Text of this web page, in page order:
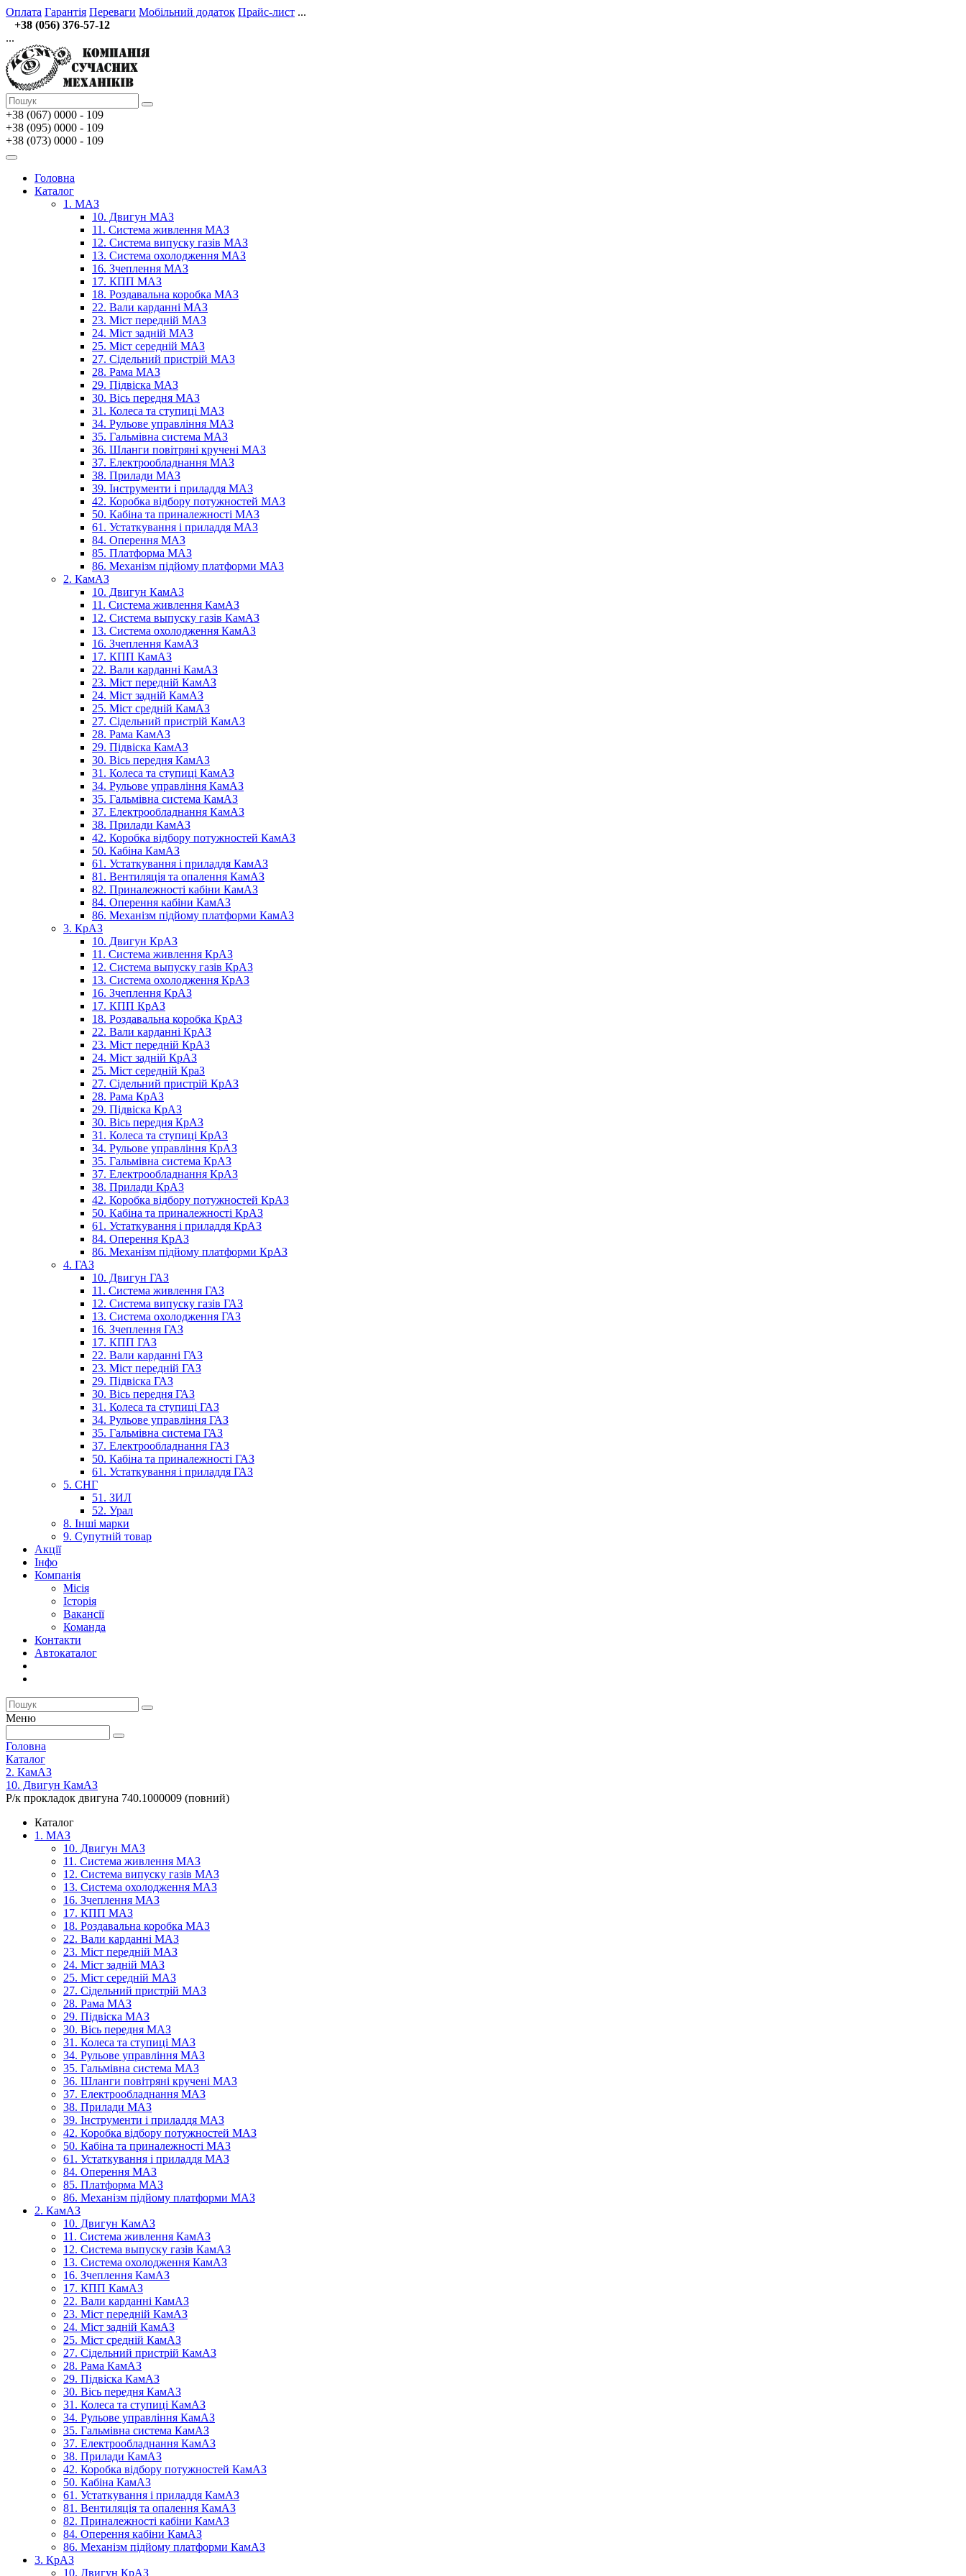
Оплата Гарантія Переваги Мобільний додаток Прайс-лист ...
+38 (056) 376-57-12
...
+38 (067) 0000 - 109
+38 (095) 0000 - 109
+38 (073) 0000 - 109
Головна
Каталог
1. МАЗ
10. Двигун МАЗ
11. Система живлення МАЗ
12. Система випуску газів МАЗ
13. Система охолодження МАЗ
16. Зчеплення МАЗ
17. КПП МАЗ
18. Роздавальна коробка МАЗ
22. Вали карданні МАЗ
23. Міст передній МАЗ
24. Міст задній МАЗ
25. Міст середній МАЗ
27. Сідельний пристрій МАЗ
28. Рама МАЗ
29. Підвіска МАЗ
30. Вісь передня МАЗ
31. Колеса та ступиці МАЗ
34. Рульове управління МАЗ
35. Гальмівна система МАЗ
36. Шланги повітряні кручені МАЗ
37. Електрообладнання МАЗ
38. Прилади МАЗ
39. Інструменти і приладдя МАЗ
42. Коробка відбору потужностей МАЗ
50. Кабіна та приналежності МАЗ
61. Устаткування і приладдя МАЗ
84. Оперення МАЗ
85. Платформа МАЗ
86. Механізм підйому платформи МАЗ
2. КамАЗ
10. Двигун КамАЗ
11. Система живлення КамАЗ
12. Система выпуску газів КамАЗ
13. Система охолодження КамАЗ
16. Зчеплення КамАЗ
17. КПП КамАЗ
22. Вали карданні КамАЗ
23. Міст передній КамАЗ
24. Міст задній КамАЗ
25. Міст средній КамАЗ
27. Сідельний пристрій КамАЗ
28. Рама КамАЗ
29. Підвіска КамАЗ
30. Вісь передня КамАЗ
31. Колеса та ступиці КамАЗ
34. Рульове управління КамАЗ
35. Гальмівна система КамАЗ
37. Електрообладнання КамАЗ
38. Прилади КамАЗ
42. Коробка відбору потужностей КамАЗ
50. Кабіна КамАЗ
61. Устаткування і приладдя КамАЗ
81. Вентиляція та опалення КамАЗ
82. Приналежності кабіни КамАЗ
84. Оперення кабіни КамАЗ
86. Механізм підйому платформи КамАЗ
3. КрАЗ
10. Двигун КрАЗ
11. Система живлення КрАЗ
12. Система выпуску газів КрАЗ
13. Система охолодження КрАЗ
16. Зчеплення КрАЗ
17. КПП КрАЗ
18. Роздавальна коробка КрАЗ
22. Вали карданні КрАЗ
23. Міст передній КрАЗ
24. Міст задній КрАЗ
25. Міст середній КраЗ
27. Сідельний пристрій КрАЗ
28. Рама КрАЗ
29. Підвіска КрАЗ
30. Вісь передня КрАЗ
31. Колеса та ступиці КрАЗ
34. Рульове управління КрАЗ
35. Гальмівна система КрАЗ
37. Електрообладнання КрАЗ
38. Прилади КрАЗ
42. Коробка відбору потужностей КрАЗ
50. Кабіна та приналежності КрАЗ
61. Устаткування і приладдя КрАЗ
84. Оперення КрАЗ
86. Механізм підйому платформи КрАЗ
4. ГАЗ
10. Двигун ГАЗ
11. Система живлення ГАЗ
12. Система випуску газів ГАЗ
13. Система охолодження ГАЗ
16. Зчеплення ГАЗ
17. КПП ГАЗ
22. Вали карданні ГАЗ
23. Міст передній ГАЗ
29. Підвіска ГАЗ
30. Вісь передня ГАЗ
31. Колеса та ступиці ГАЗ
34. Рульове управління ГАЗ
35. Гальмівна система ГАЗ
37. Електрообладнання ГАЗ
50. Кабіна та приналежності ГАЗ
61. Устаткування і приладдя ГАЗ
5. СНГ
51. ЗИЛ
52. Урал
8. Інші марки
9. Супутній товар
Акції
Інфо
Компанія
Місія
Історія
Вакансії
Команда
Контакти
Автокаталог
Меню
Головна
Каталог
2. КамАЗ
10. Двигун КамАЗ
Р/к прокладок двигуна 740.1000009 (повний)
Каталог
1. МАЗ
10. Двигун МАЗ
11. Система живлення МАЗ
12. Система випуску газів МАЗ
13. Система охолодження МАЗ
16. Зчеплення МАЗ
17. КПП МАЗ
18. Роздавальна коробка МАЗ
22. Вали карданні МАЗ
23. Міст передній МАЗ
24. Міст задній МАЗ
25. Міст середній МАЗ
27. Сідельний пристрій МАЗ
28. Рама МАЗ
29. Підвіска МАЗ
30. Вісь передня МАЗ
31. Колеса та ступиці МАЗ
34. Рульове управління МАЗ
35. Гальмівна система МАЗ
36. Шланги повітряні кручені МАЗ
37. Електрообладнання МАЗ
38. Прилади МАЗ
39. Інструменти і приладдя МАЗ
42. Коробка відбору потужностей МАЗ
50. Кабіна та приналежності МАЗ
61. Устаткування і приладдя МАЗ
84. Оперення МАЗ
85. Платформа МАЗ
86. Механізм підйому платформи МАЗ
2. КамАЗ
10. Двигун КамАЗ
11. Система живлення КамАЗ
12. Система выпуску газів КамАЗ
13. Система охолодження КамАЗ
16. Зчеплення КамАЗ
17. КПП КамАЗ
22. Вали карданні КамАЗ
23. Міст передній КамАЗ
24. Міст задній КамАЗ
25. Міст средній КамАЗ
27. Сідельний пристрій КамАЗ
28. Рама КамАЗ
29. Підвіска КамАЗ
30. Вісь передня КамАЗ
31. Колеса та ступиці КамАЗ
34. Рульове управління КамАЗ
35. Гальмівна система КамАЗ
37. Електрообладнання КамАЗ
38. Прилади КамАЗ
42. Коробка відбору потужностей КамАЗ
50. Кабіна КамАЗ
61. Устаткування і приладдя КамАЗ
81. Вентиляція та опалення КамАЗ
82. Приналежності кабіни КамАЗ
84. Оперення кабіни КамАЗ
86. Механізм підйому платформи КамАЗ
3. КрАЗ
10. Двигун КрАЗ